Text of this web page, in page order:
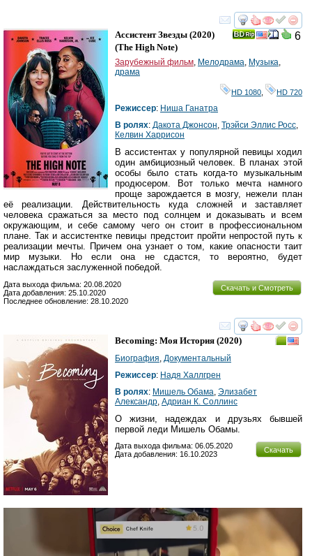
смотреть
6
Ассистент Звезды (2020)
(The High Note)
Зарубежный фильм, Мелодрама, Музыка,
драма
HD 1080 HD 720
Режиссер: Ниша Ганатра
В ролях: Дакота Джонсон, Трэйси Эллис Росс,
Келвин Харрисон
В ассистентах у популярной певицы ходил
один амбициозный человек. В планах этой
особы было стать когда-то музыкальным
продюсером. Вот только мечта намного
проще зарождается в мозгу, нежели план
её реализации. Действительность куда сложней и заставляет
человека сражаться за место под солнцем и доказывать и всем
окружающим, и себе самому чего он стоит в профессиональном
плане. Так и ассистентке певицы предстоит пройти непростой путь к
реализации мечты. Причем она узнает о том, какие опасности таит
мир музыки. Но если она не сдастся, то вероятно, будет
наслаждаться заслуженной победой.
Скачать и Смотреть
Дата выхода фильма: 20.08.2020
Дата добавления: 25.10.2020
Последнее обновление: 28.10.2020
смотреть
Becoming: Моя История (2020)
Биография Документальный
Режиссер: Надя Халлгрен
В ролях: Мишель Обама Элизабет
Александр Адриан К. Cоллинс
О жизни, надеждах и друзьях бывшей
первой леди Мишель Обамы.
Скачать
Дата выхода фильма: 06.05.2020
Дата добавления: 16.10.2023